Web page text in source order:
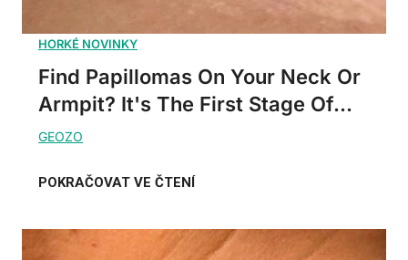
Find Papillomas On Your Neck Or
Armpit? It's The First Stage Of...